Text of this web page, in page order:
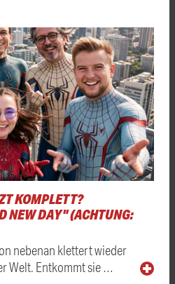
KOMPLETT?
NEW DAY" (ACHTUNG:
nebenan klettert wieder
Welt. Entkommt sie …